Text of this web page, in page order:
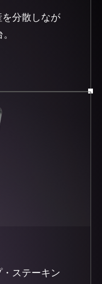
分散しなが
ステーキン